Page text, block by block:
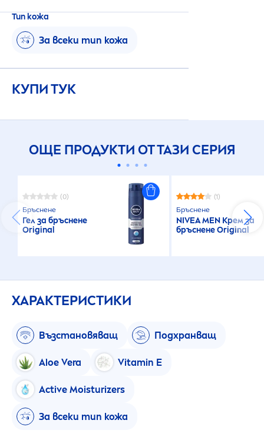
Тип кожа
За всеки тип кожа
КУПИ ТУК
ОЩЕ ПРОДУКТИ ОТ ТАЗИ СЕРИЯ
(0)
Бръснене
Гел за бръснене
Original
(1)
Бръснене
NIVEAMEN Крем за
бръсненеOriginal
ХАРАКТЕРИСТИКИ
Възстановяващ Подхранващ
Aloe Vera Vitamin E
Active Moisturizers
За всеки тип кожа